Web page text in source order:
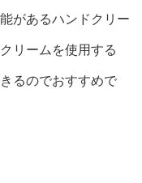
があるハンドクリー
リームを使用する
るのでおすすめで